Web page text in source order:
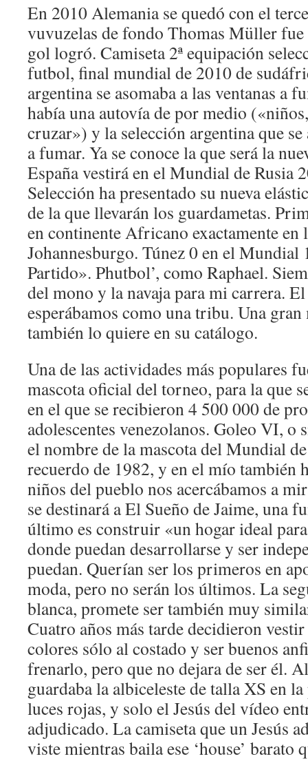
En 2010 Alemania se quedó con el
vuvuzelas de fondo Thomas Müller
gol logró. Camiseta 2ª equipación
futbol, final mundial de 2010 de
argentina se asomaba a las ventanas a
había una autovía de por medio
cruzar») y la selección argentina que se
a fumar. Ya se conoce la que será la
España vestirá en el Mundial de Rusia
Selección ha presentado su nueva
de la que llevarán los guardametas.
en continente Africano exactamente en
Johannesburgo. Túnez 0 en el Mundial
Partido». Phutbol’, como Raphael.
del mono y la navaja para mi carrera.
esperábamos como una tribu. Una
también lo quiere en su catálogo.
Una de las actividades más populares
mascota oficial del torneo, para la que
en el que se recibieron 4 500 000 de
adolescentes venezolanos. Goleo VI, o
el nombre de la mascota del Mundial
recuerdo de 1982, y en el mío también
niños del pueblo nos acercábamos a
se destinará a El Sueño de Jaime, una
último es construir «un hogar ideal
donde puedan desarrollarse y ser
puedan. Querían ser los primeros en
moda, pero no serán los últimos. La
blanca, promete ser también muy
Cuatro años más tarde decidieron
colores sólo al costado y ser buenos
frenarlo, pero que no dejara de ser él.
guardaba la albiceleste de talla XS en
luces rojas, y solo el Jesús del vídeo
adjudicado. La camiseta que un Jesús
viste mientras baila ese ‘house’ barato